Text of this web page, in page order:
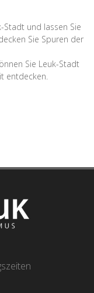
Stadt und lassen Sie
Sie Spuren der
Sie Leuk-Stadt
entdecken.